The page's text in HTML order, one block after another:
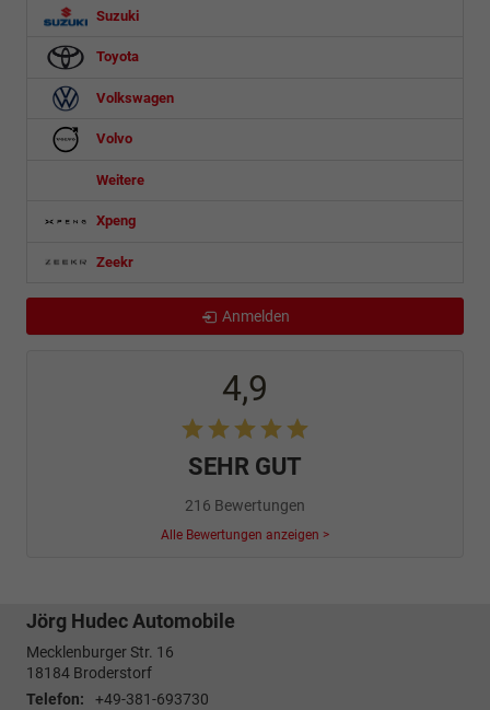
Suzuki
Toyota
Volkswagen
Volvo
Weitere
Xpeng
Zeekr
Anmelden
4,9
SEHR GUT
216 Bewertungen
Alle Bewertungen anzeigen >
Jörg Hudec Automobile
Mecklenburger Str. 16
18184 Broderstorf
Telefon:
+49-381-693730